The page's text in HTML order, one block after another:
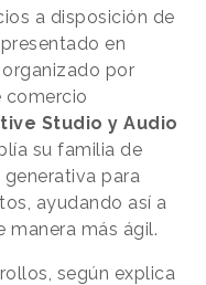
a disposición de
en
por
comercio
Studio y Audio
su familia de
para
ayudando así a
manera más ágil.
según explica